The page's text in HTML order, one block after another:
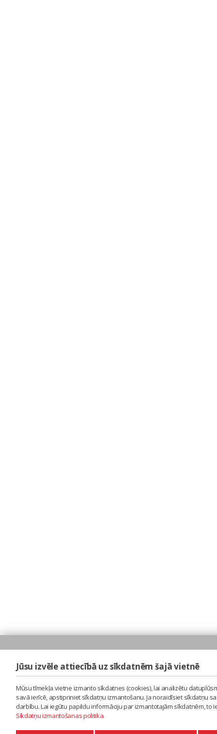
Jūsu izvēle attiecībā uz sīkdatnēm šajā vietnē
Mūsu tīmekļa vietne izmanto sīkdatnes (cookies), lai analizētu
savā ierīcē, apstipriniet sīkdatņu izmantošanu. Ja noraidīsiet sīkdatņu
darbību. Lai iegūtu papildu informāciju par izmantotajām sīkdatnēm,
Sīkdatņu izmantošanas politika.